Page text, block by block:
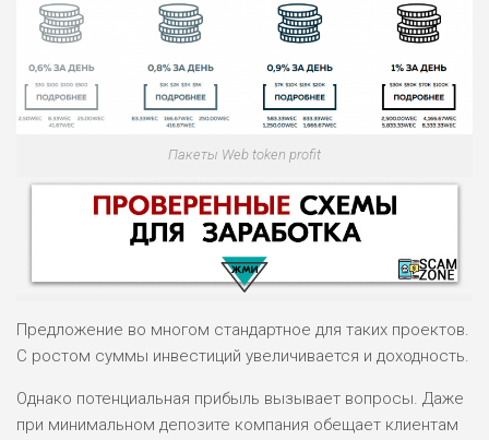
Пакеты Web token profit
Предложение во многом стандартное для таких проектов.
С ростом суммы инвестиций увеличивается и доходность.
Однако потенциальная прибыль вызывает вопросы. Даже
при минимальном депозите компания обещает клиентам